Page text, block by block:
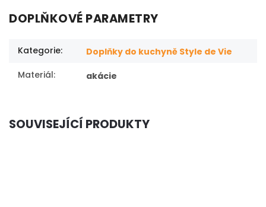
DOPLŇKOVÉ PARAMETRY
Kategorie:
Doplňky do kuchyně Style de Vie
Materiál: akácie
SOUVISEJÍCÍ PRODUKTY